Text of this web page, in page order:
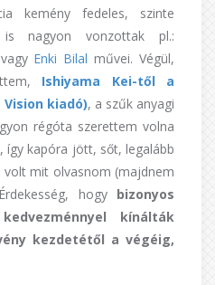
kemény fedeles, szinte
is nagyon vonzottak pl.:
Enki Bilal művei. Végül,
Ishiyama Kei-től a
kiadó), a szűk anyagi
régóta szerettem volna
így kapóra jött, sőt, legalább
volt mit olvasnom (majdnem
hogy bizonyos
kínálták
kezdetétől a végéig,